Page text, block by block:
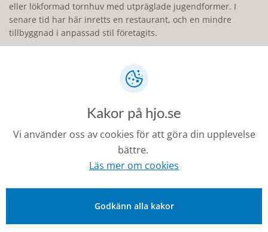
eller lökformad tornhuv med utpräglade jugendformer. I
senare tid har här inretts en restaurant, och en mindre
tillbyggnad i anpassad stil företagits.
Text och foto: Thomas Carlqvist
0503-350 00
Kakor på hjo.se
Vi använder oss av cookies för att göra din upplevelse
bättre.
Läs mer om cookies
Godkänn alla kakor